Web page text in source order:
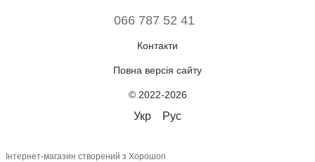
066 787 52 41
Контакти
Повна версія сайту
© 2022-2026
Укр Рус
Інтернет-магазин створений з Хорошоп